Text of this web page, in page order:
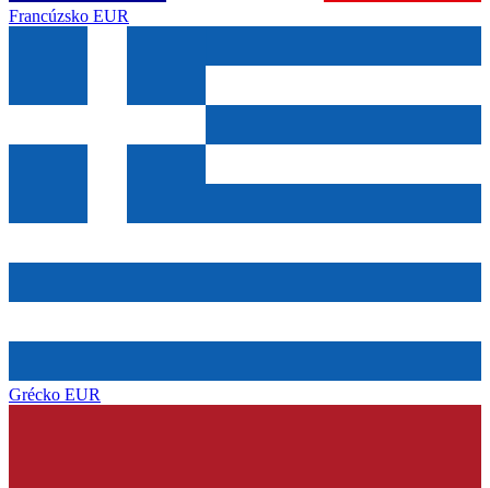
Francúzsko EUR
Grécko EUR